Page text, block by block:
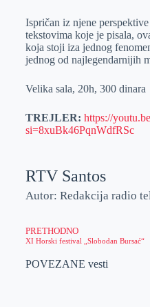
p
p
lIspričan iz njene
tekstovima koje je pisala,
koja stoji iza jednog
jednog od najlegendarnijih
Velika sala, 20h, 300 dinara
TREJLER: https://
si=8xuBk46PqnWdfRSc
RTV Santos
Autor: Redakcija radio
PRETHODNO
XI Horski festival „Slobodan Bursać“
POVEZANE vesti